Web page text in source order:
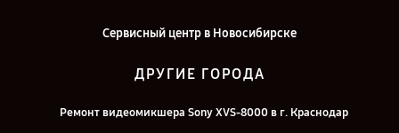
Сервисный центр в Новосибирске
ДРУГИЕ ГОРОДА
Ремонт видеомикшера Sony XVS-8000 в г. Краснодар